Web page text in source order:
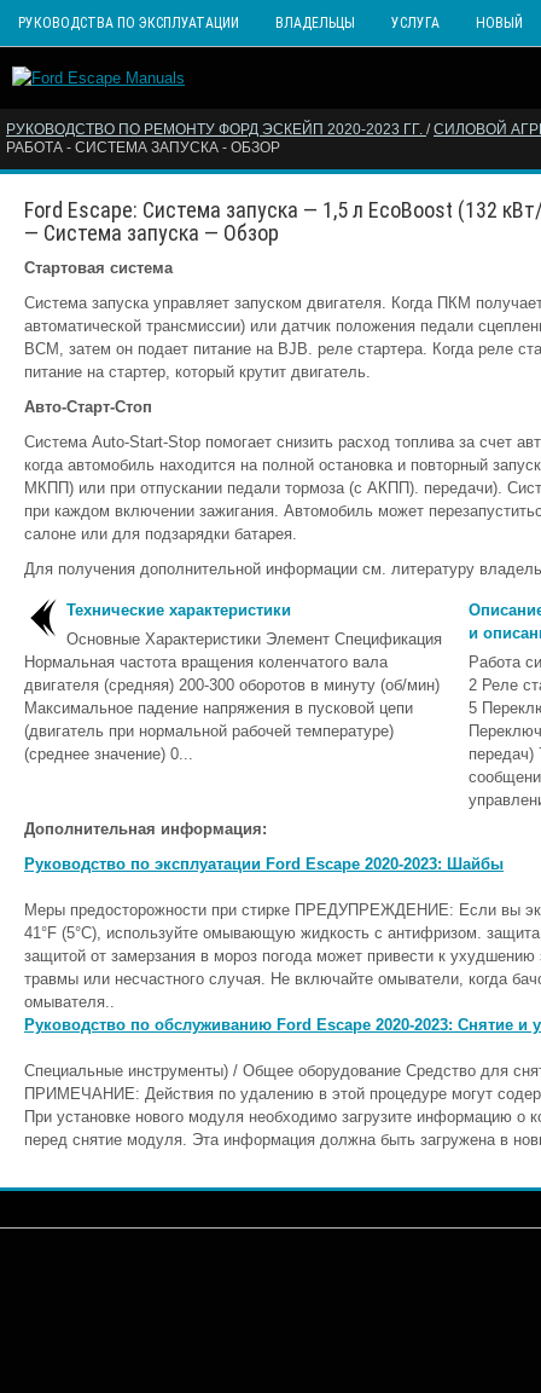
РУКОВОДСТВА ПО ЭКСПЛУАТАЦИИ ВЛАДЕЛЬЦЫ УСЛУГА НОВЫЙ
РУКОВОДСТВО ПО РЕМОНТУ ФОРД ЭСКЕЙП 2020-2023 ГГ. /СИЛОВОЙ
РАБОТА - СИСТЕМА ЗАПУСКА - ОБЗОР
Ford Escape: Система запуска — 1,5 л EcoBoost (132
— Система запуска — Обзор
Стартовая система
Система запуска управляет запуском двигателя. Когда ПКМ
автоматической трансмиссии) или датчик положения педали
BCM, затем он подает питание на BJB. реле стартера. Когда реле
питание на стартер, который крутит двигатель.
Авто-Старт-Стоп
Система Auto-Start-Stop помогает снизить расход топлива за счет
когда автомобиль находится на полной остановка и повторный
МКПП) или при отпускании педали тормоза (с АКПП). передачи).
при каждом включении зажигания. Автомобиль может
салоне или для подзарядки батарея.
Для получения дополнительной информации см. литературу
Технические характеристики
Основные Характеристики Элемент Спецификация
Нормальная частота вращения коленчатого вала
двигателя (средняя) 200-300 оборотов в минуту (об/мин)
Максимальное падение напряжения в пусковой цепи
(двигатель при нормальной рабочей температуре)
(среднее значение) 0...
и
Работа
2 Реле
5
передач)
Дополнительная информация:
Руководство по эксплуатации Ford Escape 2020-2023: Шайбы
Меры предосторожности при стирке ПРЕДУПРЕЖДЕНИЕ: Если вы
41°F (5°C), используйте омывающую жидкость с антифризом.
защитой от замерзания в мороз погода может привести к ухудшению
травмы или несчастного случая. Не включайте омыватели, когда
омывателя..
Руководство по обслуживанию Ford Escape 2020-2023: Снятие и
Специальные инструменты) / Общее оборудование Средство для
ПРИМЕЧАНИЕ: Действия по удалению в этой процедуре могут
При установке нового модуля необходимо загрузите информацию о
перед снятие модуля. Эта информация должна быть загружена в